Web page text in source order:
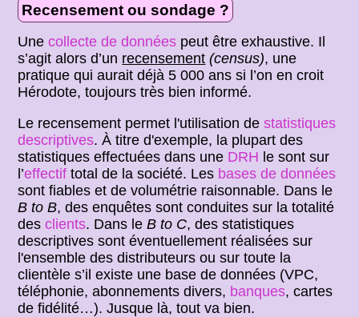
Recensement ou sondage ?
Unecollecte de données peut être exhaustive. Il
s’agit alors d’un recensement (census), une
pratique qui aurait déjà 5 000 ans si l’on en croit
Hérodote, toujours très bien informé.
Le recensement permet l'utilisation destatistiques
descriptives. À titre d'exemple, la plupart des
statistiques effectuées dans une DRH le sont sur
l’effectif total de la société. Les bases de données
sont fiables et de volumétrie raisonnable. Dans le
B to B, des enquêtes sont conduites sur la totalité
desclients. Dans leB to C, des statistiques
descriptives sont éventuellement réalisées sur
l'ensemble des distributeurs ou sur toute la
clientèle s’il existe une base de données (VPC,
téléphonie, abonnements divers, banques, cartes
de fidélité…). Jusque là, tout va bien.